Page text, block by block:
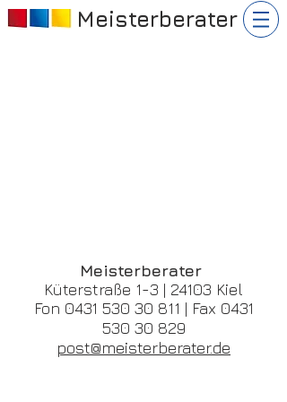
Meisterberater
Meisterberater
Küterstraße 1-3 | 24103 Kiel
Fon 0431 530 30 811 | Fax 0431
530 30 829
post@meisterberater.de